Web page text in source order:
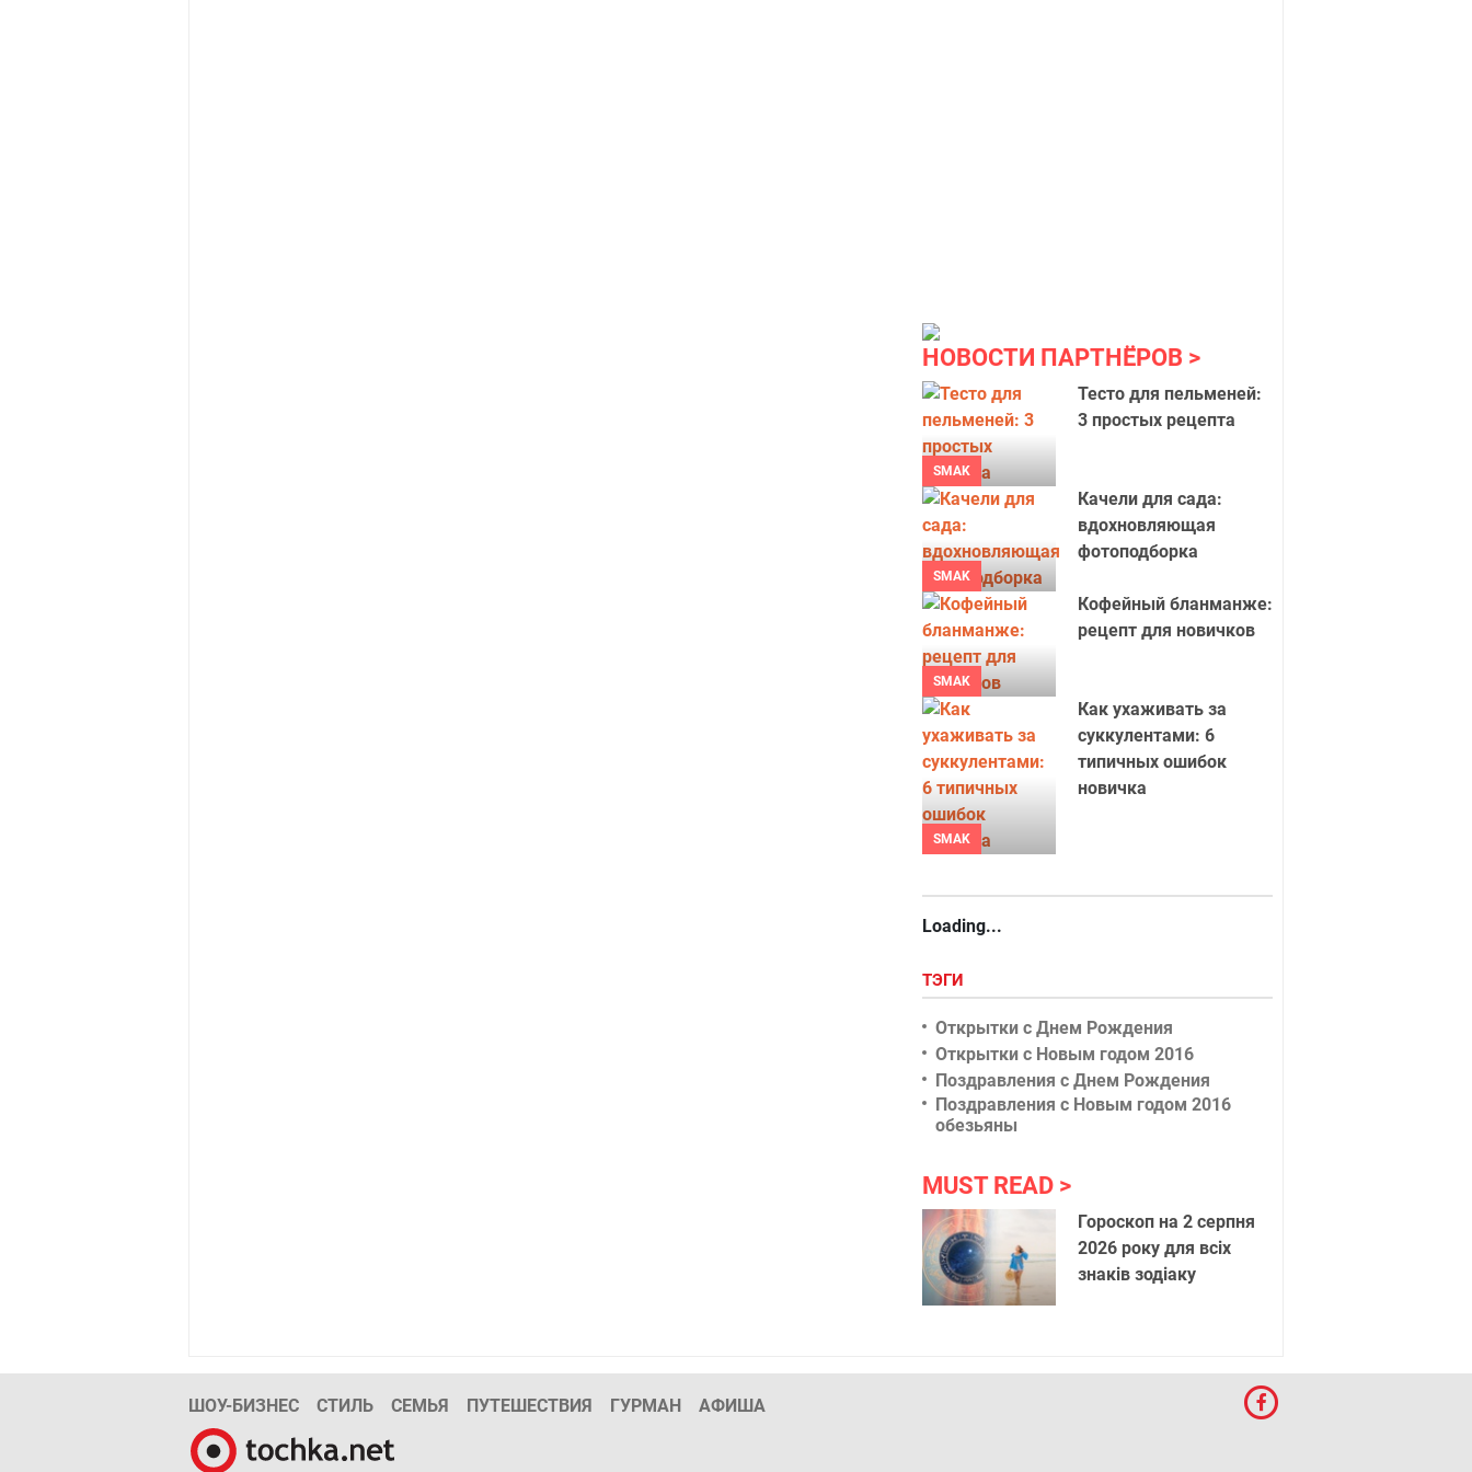
НОВОСТИ ПАРТНЁРОВ
SMAK
Тесто для пельменей:
3 простых рецепта
SMAK
Качели для сада:
вдохновляющая
фотоподборка
SMAK
Кофейный бланманже:
рецепт для новичков
SMAK
Как ухаживать за
суккулентами: 6
типичных ошибок
новичка
Loading...
ТЭГИ
Открытки с Днем Рождения
Открытки с Новым годом 2016
Поздравления с Днем Рождения
Поздравления с Новым годом 2016
обезьяны
MUST READ
Гороскоп на 2 серпня
2026 року для всіх
знаків зодіаку
ШОУ-БИЗНЕС СТИЛЬ СЕМЬЯ ПУТЕШЕСТВИЯ ГУРМАН АФИША